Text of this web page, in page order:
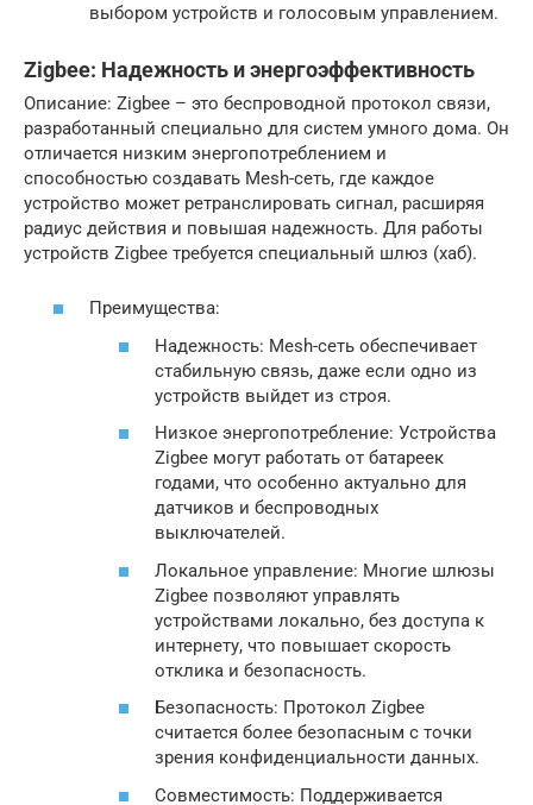
выбором устройств и голосовым управлением.
Zigbee: Надежность и энергоэффективность
Описание: Zigbee – это беспроводной протокол связи,
разработанный специально для систем умного дома. Он
отличается низким энергопотреблением и
способностью создавать Mesh-сеть, где каждое
устройство может ретранслировать сигнал, расширяя
радиус действия и повышая надежность. Для работы
устройств Zigbee требуется специальный шлюз (хаб).
Преимущества:
Надежность: Mesh-сеть обеспечивает
стабильную связь, даже если одно из
устройств выйдет из строя.
Низкое энергопотребление: Устройства
Zigbee могут работать от батареек
годами, что особенно актуально для
датчиков и беспроводных
выключателей.
Локальное управление: Многие шлюзы
Zigbee позволяют управлять
устройствами локально, без доступа к
интернету, что повышает скорость
отклика и безопасность.
Безопасность: Протокол Zigbee
считается более безопасным с точки
зрения конфиденциальности данных.
Совместимость: Поддерживается